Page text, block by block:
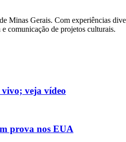
Gerais. Com experiências
comunicação de projetos culturais.
veja vídeo
prova nos EUA